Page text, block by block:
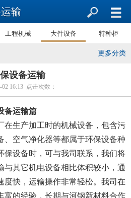
输
工程机械 大件设备 特种柜
更多分类
设备运输
02 16:13 点击次数：
运输篇
生产加工时的机械设备，包含污
、空气净化器等都属于环保设备种
保设备时，可与我司联系，我们将
与其它机电设备相比体积较小，通
度快，运输操作非常轻松。我司在
富的经验，长期与河钢新材料合作